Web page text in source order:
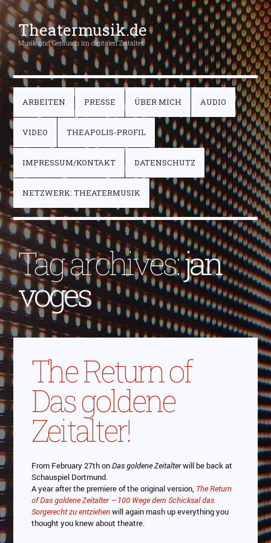
Theatermusik.de
Musik und Geräusch im digitalen Zeitalter
ARBEITEN PRESSE ÜBER MICH AUDIO
VIDEO THEAPOLIS-PROFIL
IMPRESSUM/KONTAKT DATENSCHUTZ
NETZWERK: THEATERMUSIK
Tag archives:jan
voges
The Return of
Das goldene
Zeitalter!
From February 27th onDas goldene Zeitalterwill be back at
Schauspiel Dortmund.
A year after the premiere of the original version, The Return
of Das goldene Zeitalter – 100 Wege dem Schicksal das
Sorgerecht zu entziehenwill again mash up everything you
thought you knew about theatre.